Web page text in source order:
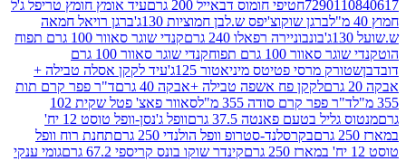
חטיפי חומוס דבאייל 200 גרם
עיד אומץ חומץ טריפל ג'ל
ברגן שוקוצ'יפס ש.לבן חמוציות 130ג'
ברגן רויאל חמאה
בונבוניירה רפאלו 240 גרם
קנדי שוגר סאוור 100 גרם תפוח
100 גרם תפוח
קנדי שוגר סאוור 100 גרם
מרסי פטיטס מיניאטור 125ג'
עיד לקקן אסלה טבילה +
לקקן פח אשפה טבילה +אבקה 40 גרם
ד"ר פפר קרם תות
פפר קרם סודה 355 מ"ל
סאוור פאצ' פטל שקית 102
בטעם פאנטה 37.5 גרם
וופל ג'נסן-וופל טוסט 12 יח'
בקרסלנד-סטרופ וופל הולנדי 250 גרם
תחנת רוח וופל
קינדר שוקו בונס קריספי 67.2 גרם
גומי ענקי